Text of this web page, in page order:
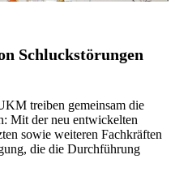
Schluckstörungen
treiben gemeinsam die
Mit der neu entwickelten
sowie weiteren Fachkräften
die die Durchführung